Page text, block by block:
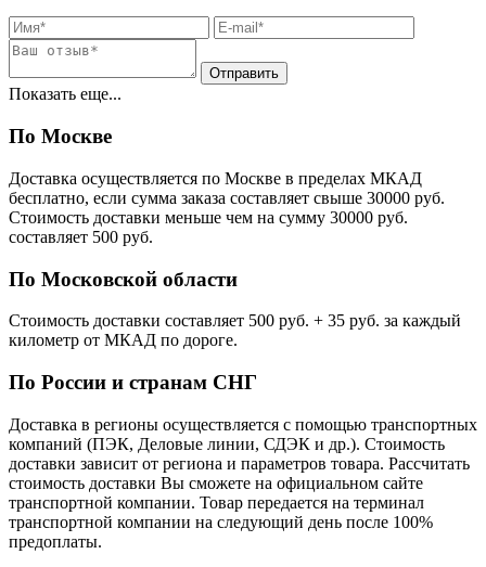
Показать еще...
По Москве
Доставка осуществляется по Москве в пределах МКАД
бесплатно, если сумма заказа составляет свыше 30000 руб.
Стоимость доставки меньше чем на сумму 30000 руб.
cоставляет 500 руб.
По Московской области
Стоимость доставки cоставляет 500 руб. + 35 руб. за каждый
километр от МКАД по дороге.
По России и странам СНГ
Доставка в регионы осуществляется с помощью транспортных
компаний (ПЭК, Деловые линии, СДЭК и др.). Стоимость
доставки зависит от региона и параметров товара. Рассчитать
стоимость доставки Вы сможете на официальном сайте
транспортной компании. Товар передается на терминал
транспортной компании на следующий день после 100%
предоплаты.